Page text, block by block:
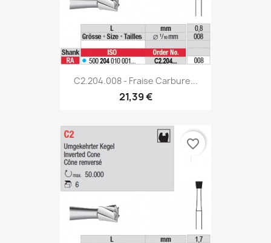
C2.204.008 - Fraise Carbure...
21,39 €
favorite_border